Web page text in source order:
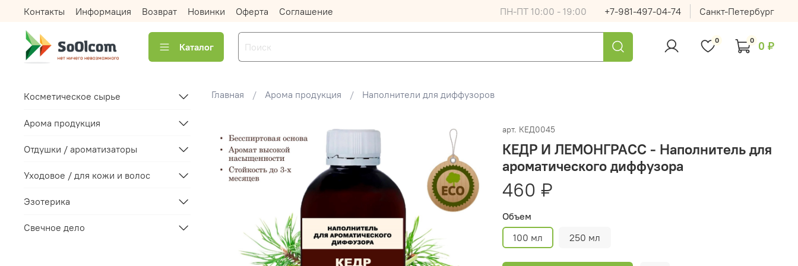
Контакты Информация Возврат Новинки Оферта Соглашение ПН-ПТ 10:00 - 19:00 +7-981-497-04-74 Санкт-Петербург
Каталог
0 0 0 ₽
Главная Арома продукция Наполнители для диффузоров
арт. КЕД0045
КЕДР И ЛЕМОНГРАСС - Наполнитель для
ароматического диффузора
460 ₽
Объем
100 мл
250 мл
Косметическое сырье
Арома продукция
Отдушки / ароматизаторы
Уходовое / для кожи и волос
Эзотерика
Свечное дело